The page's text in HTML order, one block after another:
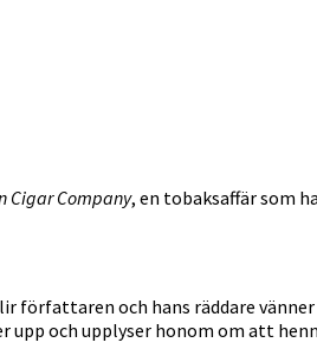
Cigar Company, en tobaksaffär som
författaren och hans räddare
upp och upplyser honom om att